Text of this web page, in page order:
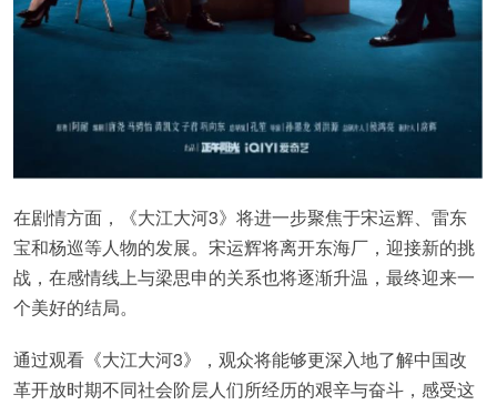
在剧情方面，《大江大河3》将进一步聚焦于宋运辉、雷东
宝和杨巡等人物的发展。宋运辉将离开东海厂，迎接新的挑
战，在感情线上与梁思申的关系也将逐渐升温，最终迎来一
个美好的结局。
通过观看《大江大河3》，观众将能够更深入地了解中国改
革开放时期不同社会阶层人们所经历的艰辛与奋斗，感受这